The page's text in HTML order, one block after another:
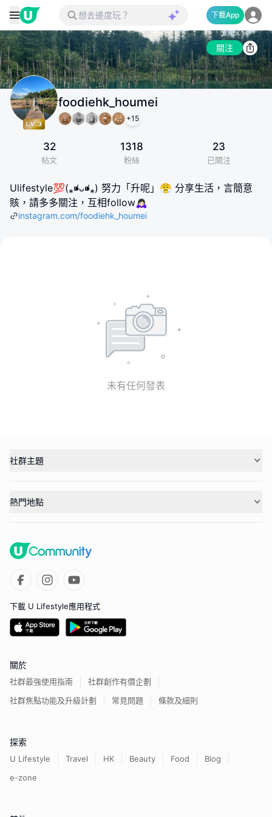
下載App
關注
foodiehk_houmei
+15
32
帖文
1318
粉絲
23
已關注
Ulifestyle💯(⁎⁍̴̛ᴗ⁍̴̛⁎) 努力「升呢」😤 分享生活，言簡意
賅，請多多關注，互相follow🙇🏻‍♀️
instagram.com/foodiehk_houmei
未有任何發表
社群主題
熱門地點
下載 U Lifestyle應用程式
關於
社群最強使用指南
社群創作有價企劃
社群焦點功能及升級計劃
常見問題 條款及細則
探索
U Lifestyle Travel HK Beauty Food
Blog
e-zone